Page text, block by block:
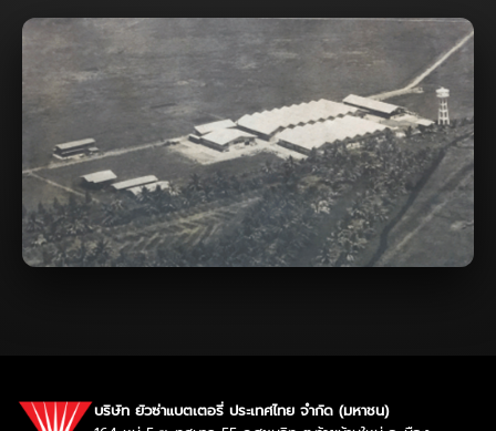
บริษัท ยัวซ่าแบตเตอรี่ ประเทศไทย จำกัด (มหาชน)